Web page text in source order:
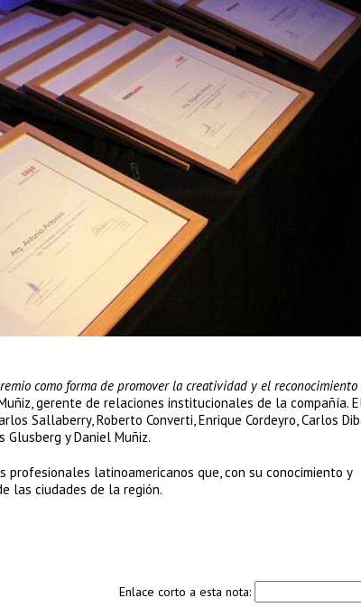
como forma de promover la creatividad y el reconocimiento
gerente de relaciones institucionales de la compañía.
Sallaberry, Roberto Converti, Enrique Cordeyro, Carlos
Glusberg y Daniel Muñiz.
latinoamericanos que, con su conocimiento y
las ciudades de la región.
Enlace corto a esta nota: